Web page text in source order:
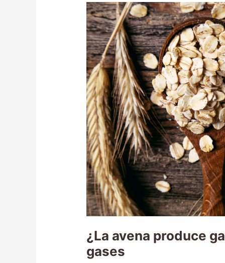
¿La avena produce
gases